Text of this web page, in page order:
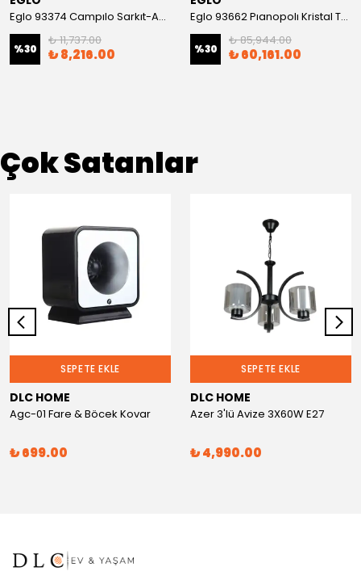
Eglo 93374 Campılo Sarkıt-Avize
%30
₺ 11,737.00
₺ 8,216.00
Eglo 93662 Pıanopolı Kristal Taşlı Sarkıt-Avize
%30
₺ 85,944.00
₺ 60,161.00
Çok Satanlar
SEPETE EKLE
DLC HOME
Agc-01 Fare & Böcek Kovar
₺ 699.00
SEPETE EKLE
DLC HOME
Azer 3'lü Avize 3X60W E27
₺ 4,990.00